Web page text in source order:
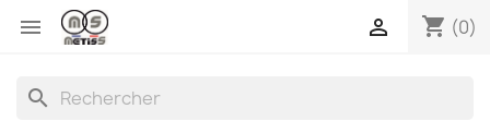
 shopping_cart (0)

search